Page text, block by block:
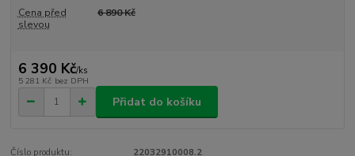
Cena před
slevou
6 890 Kč
6 390 Kč/ks
5 281 Kč bez DPH
Přidat do košíku
Číslo produktu: 22032910008.2